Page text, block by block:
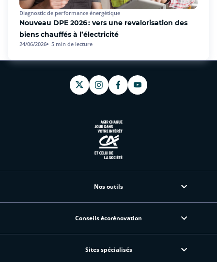
Nouveau DPE 2026 : vers une revalorisation des
biens chauffés à l’électricité
Diagnostic de performance énergétique
24/06/2026 5 min de lecture
Nos outils
Conseils écorénovation
Sites spécialisés